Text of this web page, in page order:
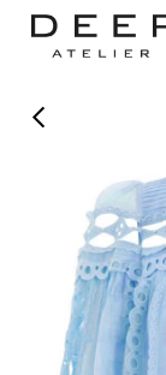
Anasayfa PREMIUM